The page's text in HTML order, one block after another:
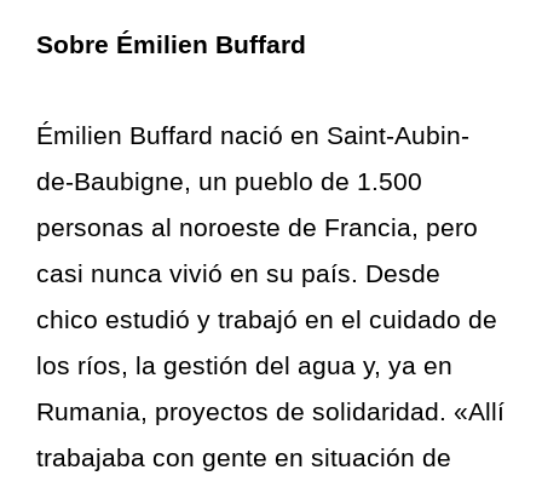
Sobre Émilien Buffard
Émilien Buffard nació en Saint-Aubin-
de-Baubigne, un pueblo de 1.500
personas al noroeste de Francia, pero
casi nunca vivió en su país. Desde
chico estudió y trabajó en el cuidado de
los ríos, la gestión del agua y, ya en
Rumania, proyectos de solidaridad. «Allí
trabajaba con gente en situación de